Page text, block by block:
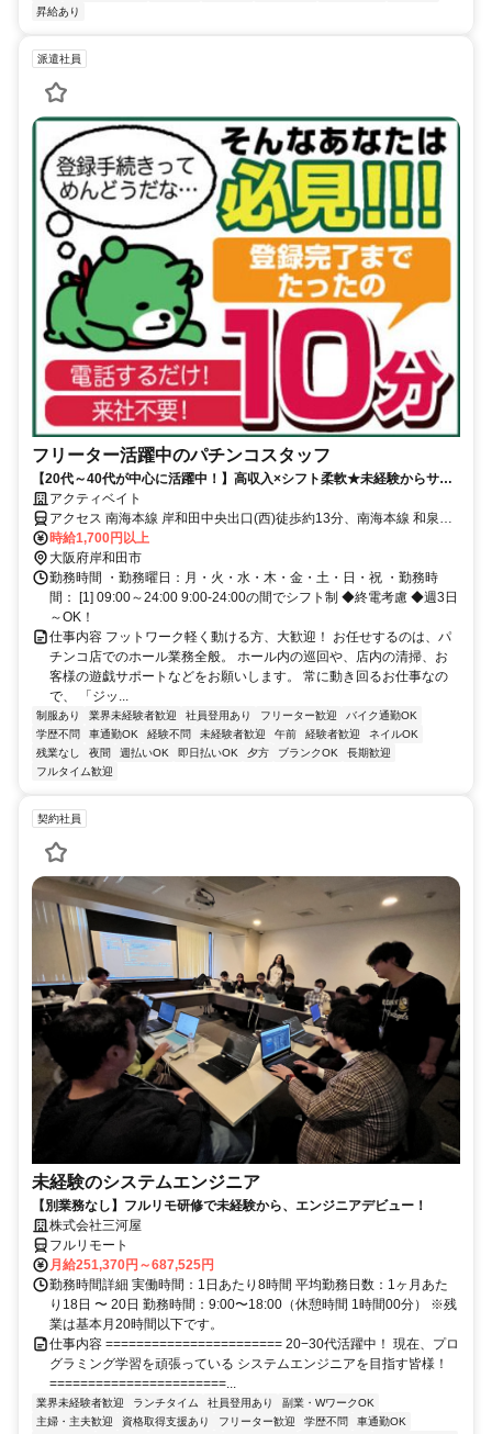
昇給あり
派遣社員
フリーター活躍中のパチンコスタッフ
【20代～40代が中心に活躍中！】高収入×シフト柔軟★未経験からサク
ッと稼げるパチンコホールスタッフ！
アクティベイト
アクセス 南海本線 岸和田中央出口(西)徒歩約13分、南海本線 和泉大
宮西出口徒歩約14分、南海本線 蛸地蔵西出口徒歩約22分
時給1,700円以上
大阪府岸和田市
勤務時間 ・勤務曜日：月・火・水・木・金・土・日・祝 ・勤務時
間： [1] 09:00～24:00 9:00-24:00の間でシフト制 ◆終電考慮 ◆週3日
～OK！
仕事内容 フットワーク軽く動ける方、大歓迎！ お任せするのは、パ
チンコ店でのホール業務全般。 ホール内の巡回や、店内の清掃、お
客様の遊戯サポートなどをお願いします。 常に動き回るお仕事なの
で、 「ジッ...
制服あり 業界未経験者歓迎 社員登用あり フリーター歓迎
バイク通勤OK
学歴不問
車通勤OK 経験不問 未経験者歓迎 午前 経験者歓迎
ネイルOK
残業なし
夜間 週払いOK 即日払いOK 夕方 ブランクOK
長期歓迎
フルタイム歓迎
契約社員
未経験のシステムエンジニア
【別業務なし】フルリモ研修で未経験から、エンジニアデビュー！
株式会社三河屋
フルリモート
月給251,370円～687,525円
勤務時間詳細 実働時間：1日あたり8時間 平均勤務日数：1ヶ月あた
り18日 〜 20日 勤務時間：9:00〜18:00（休憩時間 1時間00分） ※残
業は基本月20時間以下です。
仕事内容 ======================= 20−30代活躍中！ 現在、プロ
グラミング学習を頑張っている システムエンジニアを目指す皆様！
=======================...
業界未経験者歓迎 ランチタイム 社員登用あり
副業・WワークOK
主婦・主夫歓迎
資格取得支援あり フリーター歓迎 学歴不問
車通勤OK